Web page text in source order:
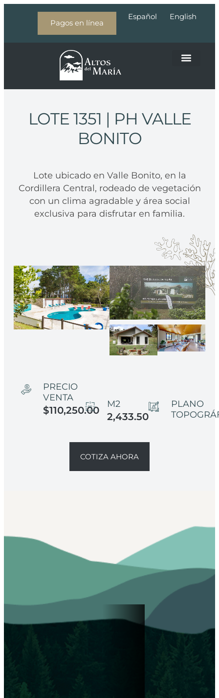
Pagos en línea
Español English
LOTE 1351 | PH VALLE
BONITO
Lote ubicado en Valle Bonito, en la
Cordillera Central, rodeado de vegetación
con un clima agradable y área social
exclusiva para disfrutar en familia.
PRECIO
VENTA
$110,250.00
M2
2,433.50
PLANO
COTIZA AHORA